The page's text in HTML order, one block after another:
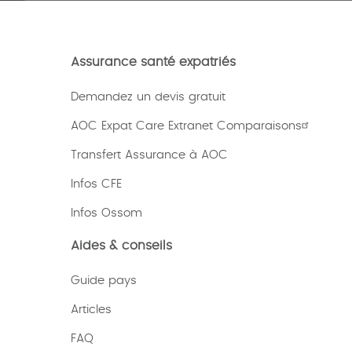
Assurance santé expatriés
Demandez un devis gratuit
AOC Expat Care Extranet Comparaisons
Transfert Assurance à AOC
Infos CFE
Infos Ossom
Aides & conseils
Guide pays
Articles
FAQ